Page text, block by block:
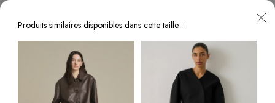
Produits similaires disponibles dans cette taille :